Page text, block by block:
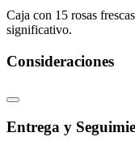
Caja con 15 rosas
significativo.
Consideraciones
Entrega y